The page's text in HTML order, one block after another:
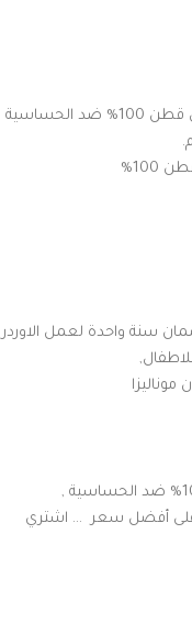
دفاية رجالى قطن 100% ضد الحساسية
رجالي قطن 100٪ مع ضمان سنة واحدة لعمل الاوردر
اشتري Monaliza طقم دفاية رجالى قطن 100% ضد الحساسية ,
أفضل سعر … اشتري